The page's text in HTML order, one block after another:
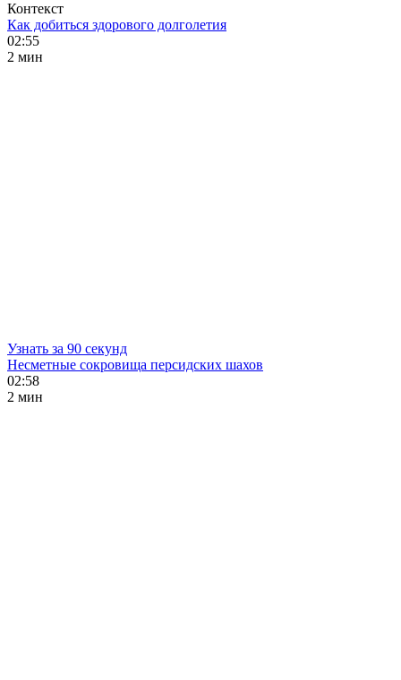
Контекст
Как добиться здорового долголетия
02:55
2 мин
Узнать за 90 секунд
Несметные сокровища персидских шахов
02:58
2 мин